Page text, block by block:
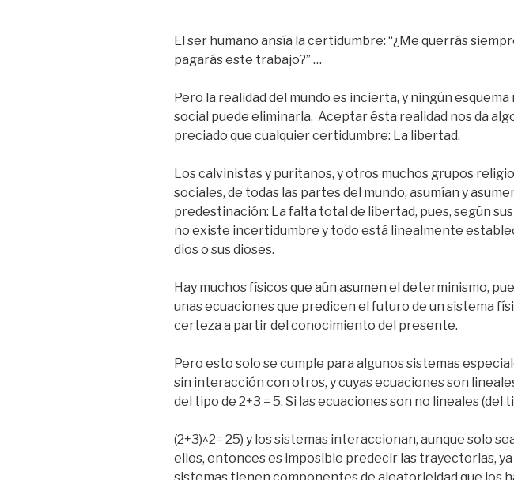
El ser humano ansía la certidumbre: “¿Me querrás
pagarás este trabajo?” …
Pero la realidad del mundo es incierta, y ningún esquema
social puede eliminarla. Aceptar ésta realidad nos da
preciado que cualquier certidumbre: La libertad.
Los calvinistas y puritanos, y otros muchos grupos
sociales, de todas las partes del mundo, asumían y
predestinación: La falta total de libertad, pues, según
no existe incertidumbre y todo está linealmente
dios o sus dioses.
Hay muchos físicos que aún asumen el determinismo,
unas ecuaciones que predicen el futuro de un sistema
certeza a partir del conocimiento del presente.
Pero esto solo se cumple para algunos sistemas
sin interacción con otros, y cuyas ecuaciones son
del tipo de 2+3 = 5. Si las ecuaciones son no lineales (del
(2+3)^2= 25) y los sistemas interaccionan, aunque solo
ellos, entonces es imposible predecir las trayectorias, ya